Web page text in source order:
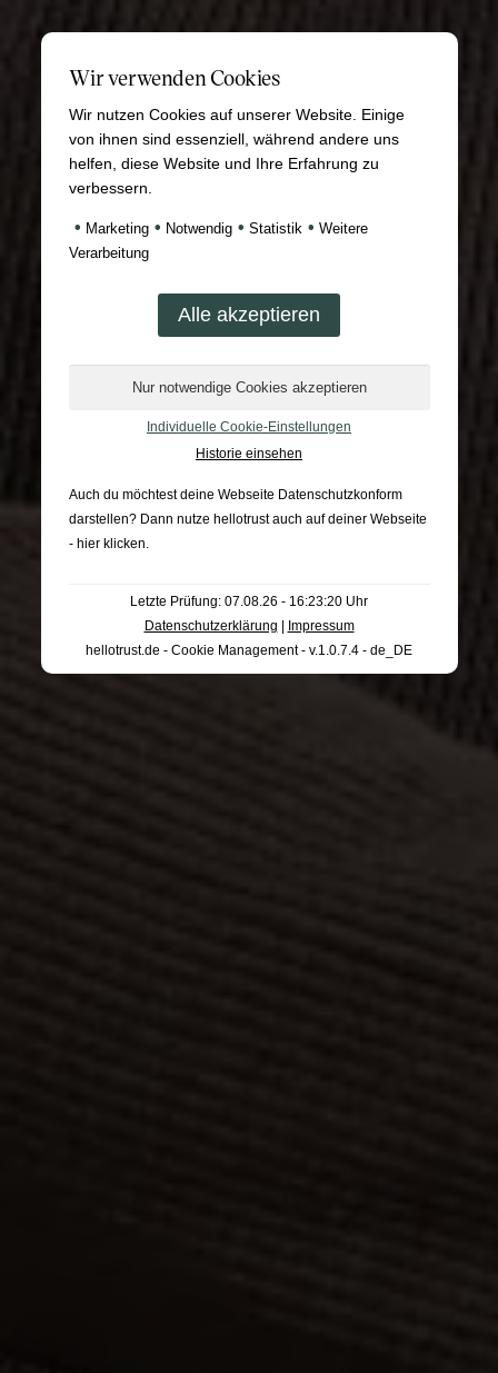
Wir verwenden Cookies
Wir nutzen Cookies auf unserer Website. Einige
von ihnen sind essenziell, während andere uns
helfen, diese Website und Ihre Erfahrung zu
verbessern.
• Marketing • Notwendig • Statistik • Weitere
Verarbeitung
Individuelle Cookie-Einstellungen
Historie einsehen
Auch du möchtest deine Webseite Datenschutzkonform
darstellen? Dann nutze hellotrust auch auf deiner Webseite
- hier klicken.
Letzte Prüfung: 07.08.26 - 16:23:20 Uhr
Datenschutzerklärung
Impressum
hellotrust.de - Cookie Management - v.1.0.7.4 - de_DE